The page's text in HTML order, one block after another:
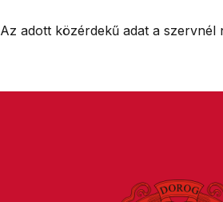
Az adott közérdekű adat a szervnél